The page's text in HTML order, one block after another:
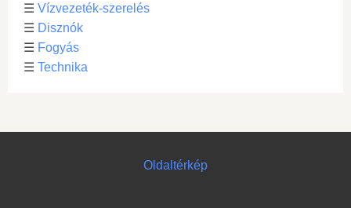
☰ Vízvezeték-szerelés
☰ Disznók
☰ Fogyás
☰ Technika
Oldaltérkép